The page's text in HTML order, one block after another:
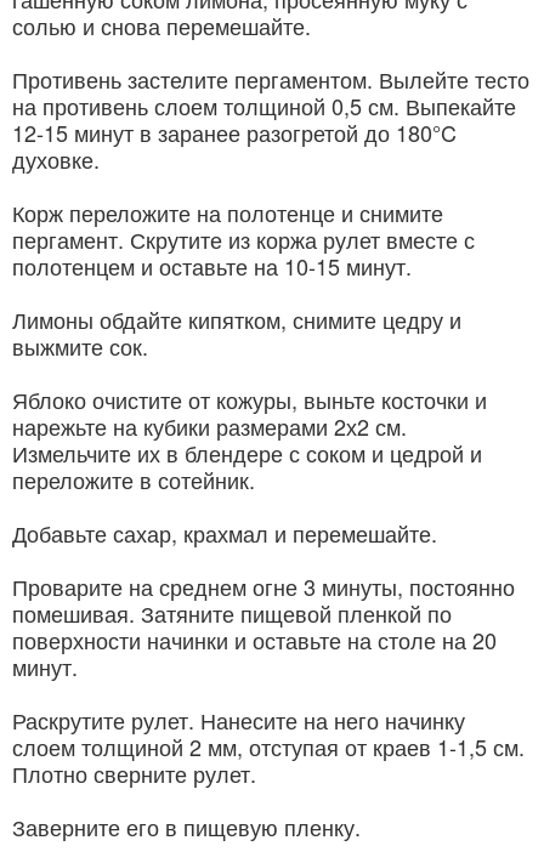
солью и снова перемешайте.
Противень застелите пергаментом. Вылейте тесто
на противень слоем толщиной 0,5 см. Выпекайте
12-15 минут в заранее разогретой до 180°C
духовке.
Корж переложите на полотенце и снимите
пергамент. Скрутите из коржа рулет вместе с
полотенцем и оставьте на 10-15 минут.
Лимоны обдайте кипятком, снимите цедру и
выжмите сок.
Яблоко очистите от кожуры, выньте косточки и
нарежьте на кубики размерами 2х2 см.
Измельчите их в блендере с соком и цедрой и
переложите в сотейник.
Добавьте сахар, крахмал и перемешайте.
Проварите на среднем огне 3 минуты, постоянно
помешивая. Затяните пищевой пленкой по
поверхности начинки и оставьте на столе на 20
минут.
Раскрутите рулет. Нанесите на него начинку
слоем толщиной 2 мм, отступая от краев 1-1,5 см.
Плотно сверните рулет.
Заверните его в пищевую пленку.